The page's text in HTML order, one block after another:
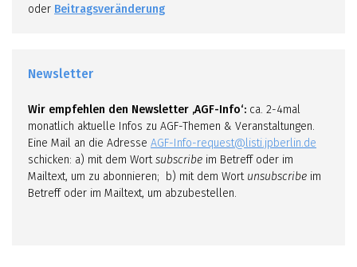
oder Beitragsveränderung
Newsletter
Wir empfehlen den Newsletter ‚AGF-Info‘: ca. 2-4mal
monatlich aktuelle Infos zu AGF-Themen & Veranstaltungen.
Eine Mail an die Adresse AGF-Info-request@listi.jpberlin.de
schicken: a) mit dem Wortsubscribe im Betreff oder im
Mailtext, um zu abonnieren; b) mit dem Wort unsubscribe im
Betreff oder im Mailtext, um abzubestellen.